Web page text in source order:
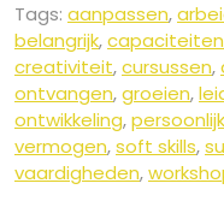
Tags: aanpassen,
belangrijk,capaciteiten
creativiteit,cursussen,
ontvangen,groeien,
ontwikkeling,
vermogen,soft skills,
vaardigheden,